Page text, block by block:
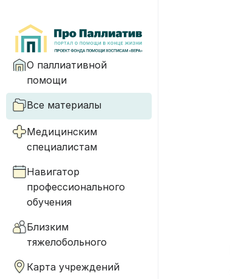
О паллиативной
помощи
Все материалы
Медицинским
специалистам
Навигатор
профессионального
обучения
Близким
тяжелобольного
Карта учреждений